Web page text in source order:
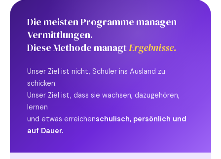
Die meisten Programme managen
Vermittlungen.
Diese Methode managtErgebnisse.
Unser Ziel ist nicht, Schüler ins Ausland zu
schicken.
Unser Ziel ist, dass sie wachsen, dazugehören,
lernen
und etwas erreichenschulisch, persönlich und
auf Dauer.